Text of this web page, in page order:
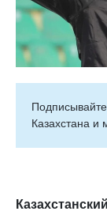
Казахстана и